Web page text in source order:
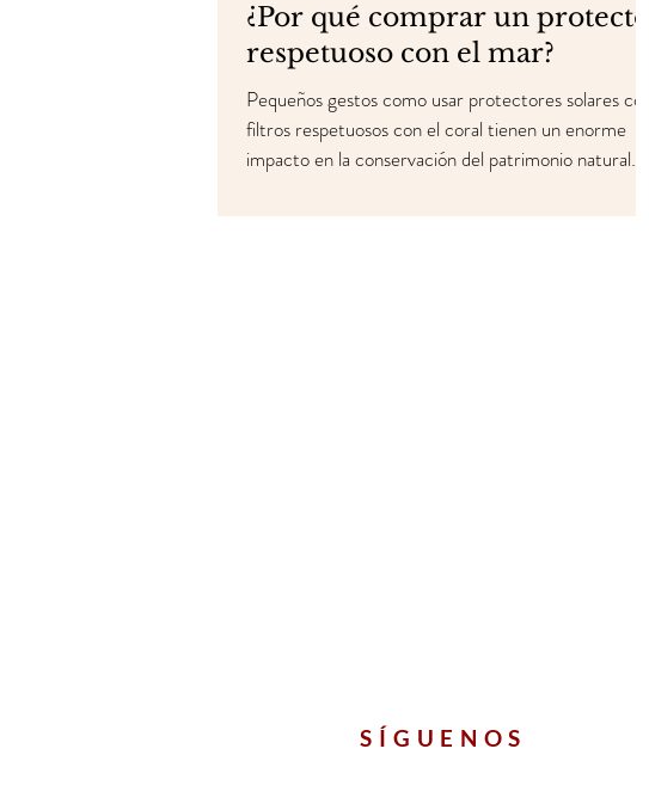
¿Por qué comprar un protector
respetuoso con el mar?
Pequeños gestos como usar protectores solares con
filtros respetuosos con el coral tienen un enorme
impacto en la conservación del patrimonio natural
SÍGUENOS